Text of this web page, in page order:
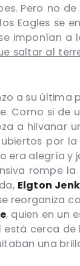
Pero no
Eagles se
imponían
saltar al
a su
Como si
a hilvanar
por la
era alegría y
rompe
Elgton
, quien en un
cerca
una